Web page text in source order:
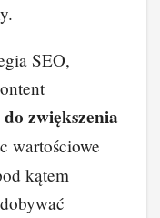
SEO,
zwiększenia
wartościowe
kątem